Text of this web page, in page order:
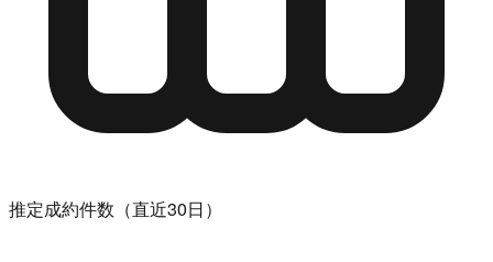
推定成約件数（直近30日）